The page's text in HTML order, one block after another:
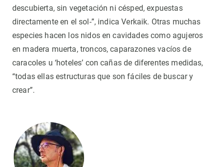
descubierta, sin vegetación ni césped, expuestas
directamente en el sol-”, indica Verkaik. Otras muchas
especies hacen los nidos en cavidades como agujeros
en madera muerta, troncos, caparazones vacíos de
caracoles u ‘hoteles’ con cañas de diferentes medidas,
“todas ellas estructuras que son fáciles de buscar y
crear”.